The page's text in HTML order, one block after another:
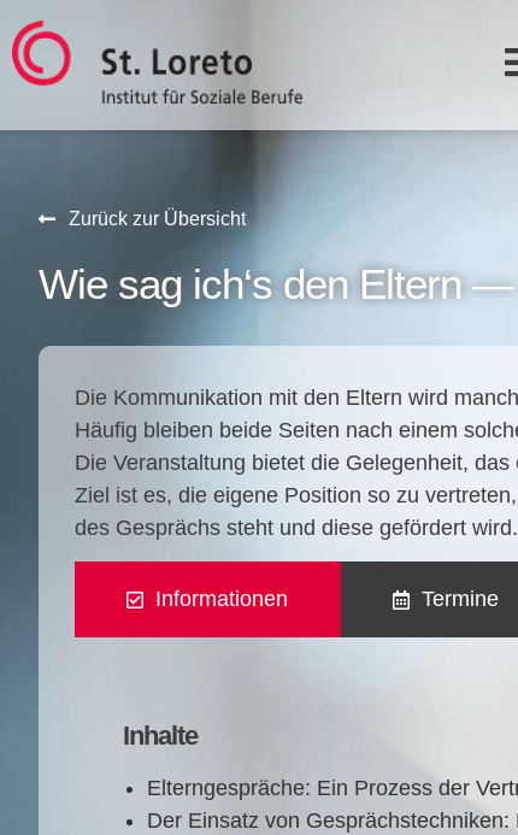
Zurück zur Übersicht
Wie sag ich‘s den Eltern
Die Kom­mu­ni­ka­ti­on mit den Eltern wird
Häu­fig blei­ben bei­de Sei­ten nach einem
Die Ver­an­stal­tung bie­tet die Gele­gen­heit,
Ziel ist es, die eige­ne Posi­ti­on so zu
des Gesprächs steht und die­se geför­dert wird.
Informationen Termine
Inhalte
Eltern­ge­sprä­che: Ein Pro­zess der
Der Ein­satz von